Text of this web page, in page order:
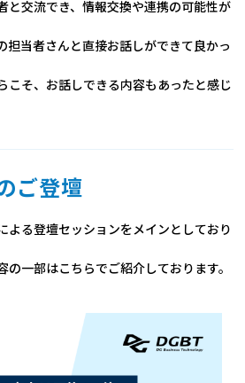
と交流でき、情報交換や連携の可能性が
担当者さんと直接お話しができて良かっ
こそ、お話しできる内容もあったと感じ
ご登壇
よる登壇セッションをメインとしており
一部はこちらでご紹介しております。